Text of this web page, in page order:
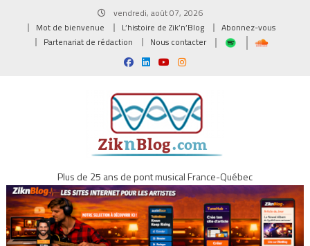
vendredi, août 07, 2026
Mot de bienvenue
L’histoire de Zik’n’Blog
Abonnez-vous
Partenariat de rédaction
Nous contacter
Plus de 25 ans de pont musical France-Québec